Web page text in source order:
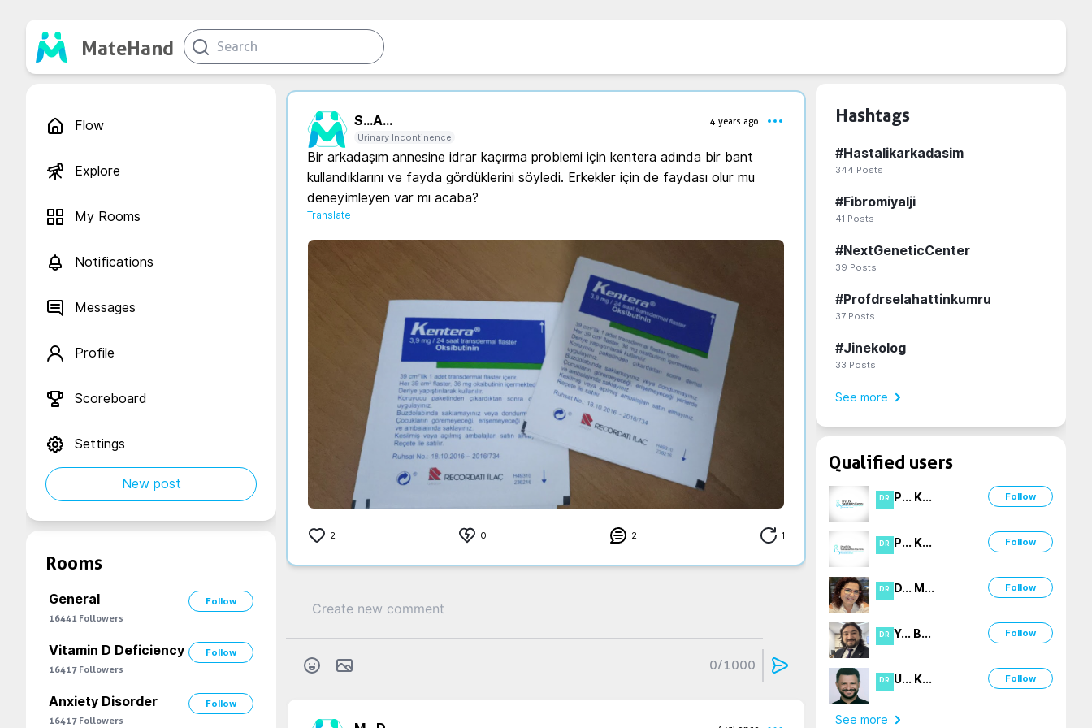
MateHand
Flow
Explore
My Rooms
Notifications
Messages
Profile
Scoreboard
Settings
New post
Rooms
General
Follow
16441 Followers
Vitamin D Deficiency
Follow
16417 Followers
Anxiety Disorder
Follow
16417 Followers
S...A...
4 years ago
Urinary Incontinence
Bir arkadaşım annesine idrar kaçırma problemi için kentera adında bir bant
kullandıklarını ve fayda gördüklerini söyledi. Erkekler için de faydası olur mu
deneyimleyen var mı acaba?
Translate
2 0 2 1
0/1000
Hashtags
#Hastalikarkadasim
344 Posts
#Fibromiyalji
41 Posts
#NextGeneticCenter
39 Posts
#Profdrselahattinkumru
37 Posts
#Jinekolog
33 Posts
See more
Qualified users
DR P... K... Follow
DR P... K... Follow
DR D... M... Follow
DR Y... B... Follow
DR U... K... Follow
See more